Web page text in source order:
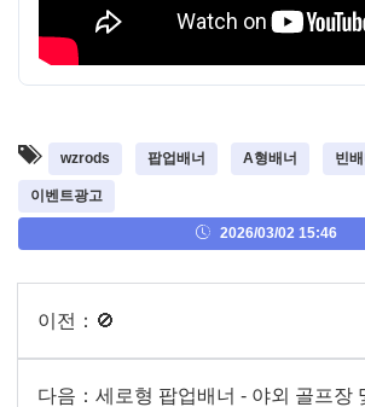
wzrods 팝업배너 A형배너 빈
이벤트광고
2026/03/02 15:46
이전： 🚫
다음： 세로형 팝업배너 - 야외 골프장